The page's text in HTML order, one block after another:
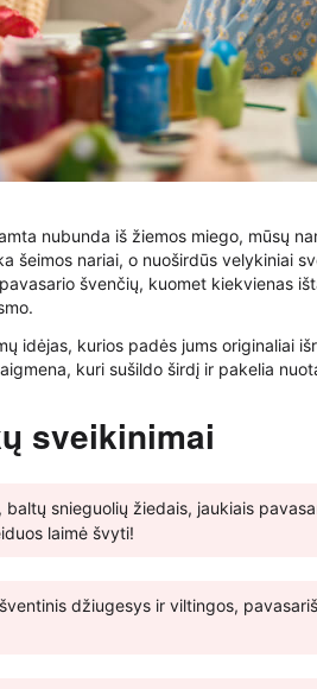
nubunda iš žiemos miego, mūsų
šeimos nariai, o nuoširdūs velykiniai
švenčių, kuomet kiekvienas
idėjas, kurios padės jums originaliai
kuri sušildo širdį ir pakelia
sveikinimai
baltų snieguolių žiedais, jaukiais
laimė švyti!
džiugesys ir viltingos,